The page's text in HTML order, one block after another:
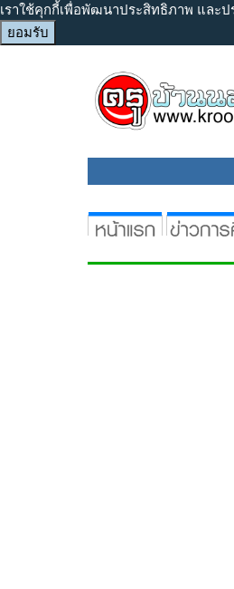
เราใช้คุกกี้เพื่อพัฒนาประสิทธิภาพ และ
ยอมรับ